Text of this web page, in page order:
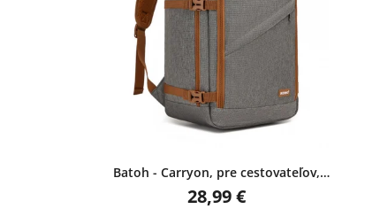
Batoh - Carryon, pre cestovateľov,
šedo/hnedý
28,99 €